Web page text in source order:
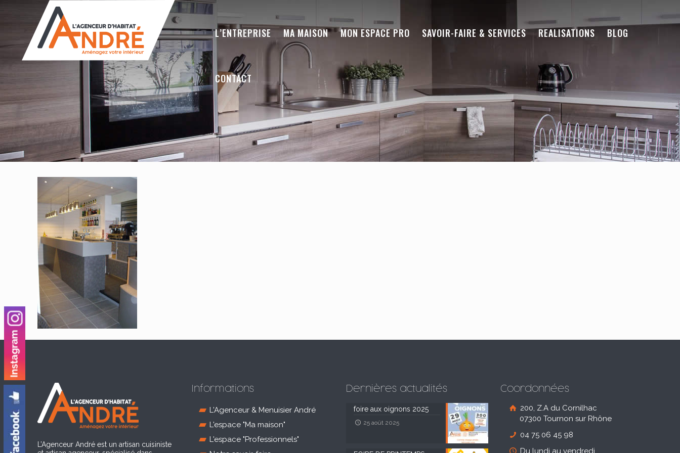
L’ENTREPRISE MA MAISON MON ESPACE PRO SAVOIR-FAIRE & SERVICES REALISATIONS BLOG
CONTACT
L’Agenceur André est un artisan cuisiniste
Informations
L'Agenceur & Menuisier André
L'espace "Ma maison"
L'espace "Professionnels"
Dernières actualités
foire aux oignons 2025
25 août 2025
Coordonnées
200, Z.A du Cornilhac
07300 Tournon sur Rhône
04 75 06 45 98
Du lundi au vendredi